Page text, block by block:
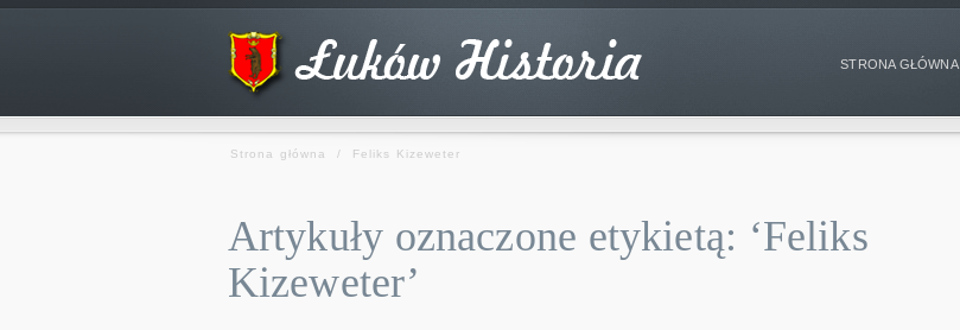
STRONA GŁÓWNA
Strona główna / Feliks Kizeweter
Artykuły oznaczone etykietą: ‘Feliks
Kizeweter’